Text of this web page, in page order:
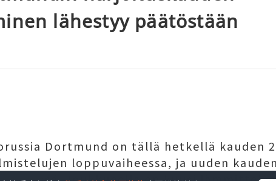
lähestyy päätöstään
Dortmund on tällä hetkellä kauden
loppuvaiheessa, ja uuden